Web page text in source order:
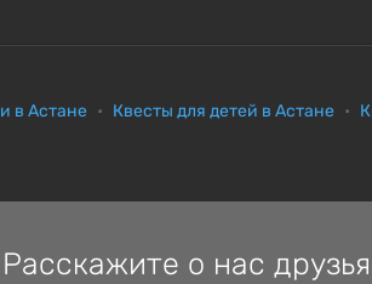
в Астане Квесты для детей в Астане
о нас